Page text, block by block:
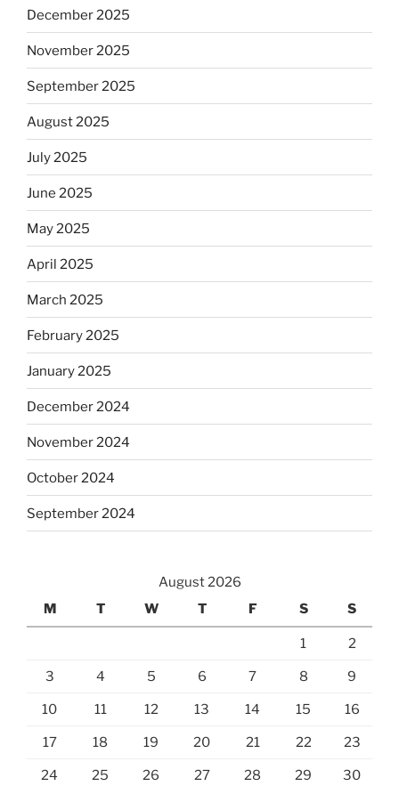
December 2025
November 2025
September 2025
August 2025
July 2025
June 2025
May 2025
April 2025
March 2025
February 2025
January 2025
December 2024
November 2024
October 2024
September 2024
August 2026
M
T W T F S S
1 2
3 4 5 6 7 8 9
10 11 12 13 14 15 16
17 18 19 20 21 22 23
24 25 26 27 28 29 30